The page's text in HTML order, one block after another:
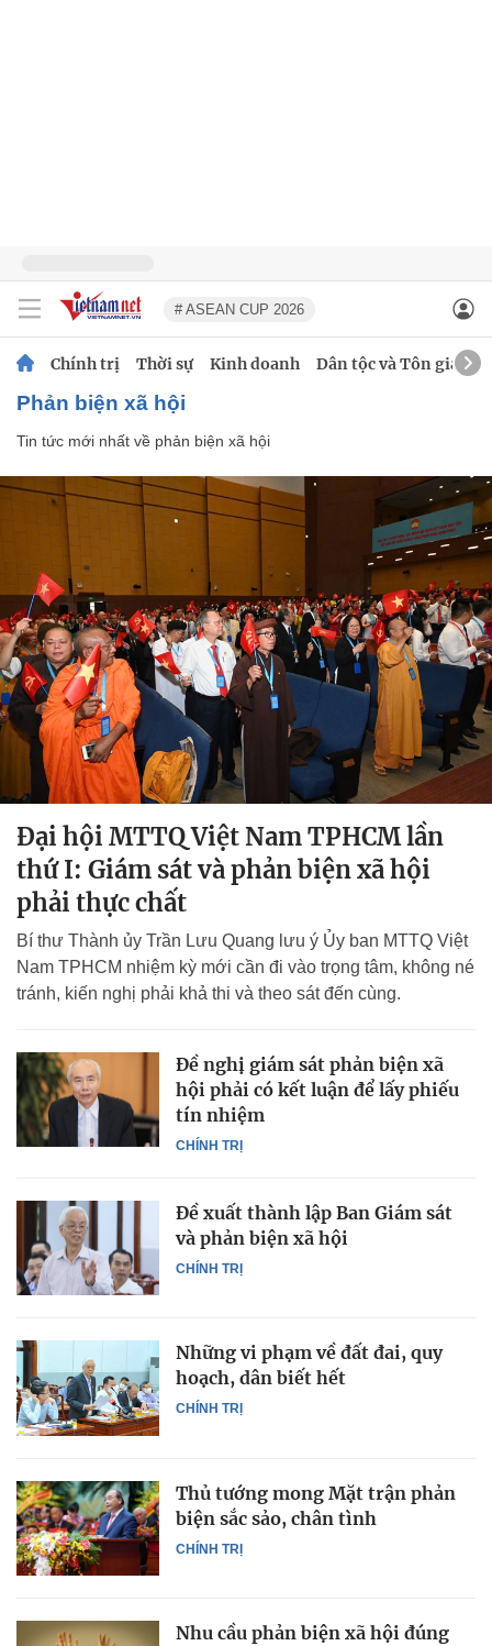
# ASEAN CUP 2026
Chính trị Thời sự Kinh doanh Dân tộc và Tôn giáo
phản biện xã hội
Tin tức mới nhất về phản biện xã hội
Đại hội MTTQ Việt Nam TPHCM lần
thứ I: Giám sát và phản biện xã hội
phải thực chất
Bí thư Thành ủy Trần Lưu Quang lưu ý Ủy ban MTTQ Việt
Nam TPHCM nhiệm kỳ mới cần đi vào trọng tâm, không né
tránh, kiến nghị phải khả thi và theo sát đến cùng.
CHÍNH TRỊ
Đề nghị giám sát phản biện xã
hội phải có kết luận để lấy phiếu
tín nhiệm
CHÍNH TRỊ
Đề xuất thành lập Ban Giám sát
và phản biện xã hội
CHÍNH TRỊ
Những vi phạm về đất đai, quy
hoạch, dân biết hết
CHÍNH TRỊ
Thủ tướng mong Mặt trận phản
biện sắc sảo, chân tình
Nhu cầu phản biện xã hội đúng